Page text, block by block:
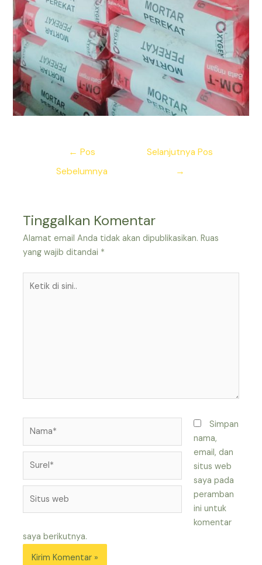
← Pos
Sebelumnya
Selanjutnya Pos
→
Tinggalkan Komentar
Alamat email Anda tidak akan dipublikasikan. Ruas
yang wajib ditandai *
web
Simpan
nama,
email, dan
situs web
saya pada
peramban
ini untuk
komentar
saya berikutnya.